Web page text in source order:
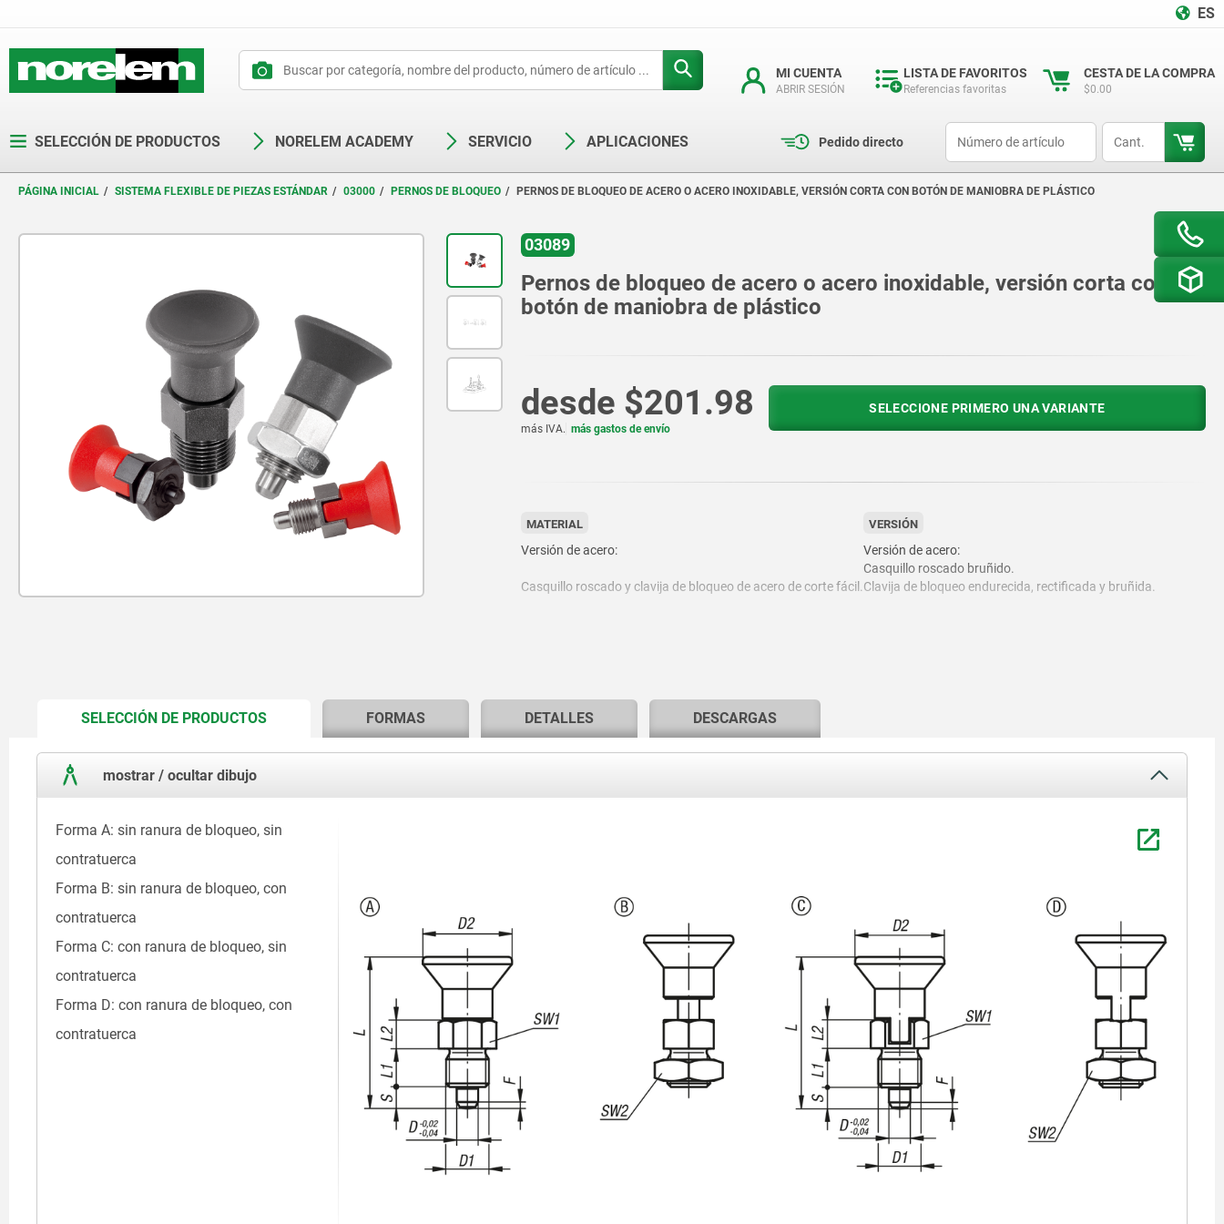
ES
MI CUENTA
ABRIR SESIÓN
LISTA DE FAVORITOS
Referencias favoritas
CESTA DE LA COMPRA
$0.00
SELECCIÓN DE PRODUCTOS NORELEM ACADEMY SERVICIO APLICACIONES Pedido directo
PÁGINA INICIAL SISTEMA FLEXIBLE DE PIEZAS ESTÁNDAR 03000 PERNOS DE BLOQUEO PERNOS DE BLOQUEO DE ACERO O ACERO INOXIDABLE, VERSIÓN CORTA CON BOTÓN DE MANIOBRA DE PLÁSTICO
03089
Pernos de bloqueo de acero o acero inoxidable, versión corta con
botón de maniobra de plástico
desde $201.98
más IVA. más gastos de envío
SELECCIONE PRIMERO UNA VARIANTE
MATERIAL
Versión de acero:
Casquillo roscado y clavija de bloqueo de acero de corte fácil.
Casquillo roscado y clavija de bloqueo 1.4305.
VERSIÓN
Versión de acero:
Casquillo roscado bruñido.
Clavija de bloqueo endurecida, rectificada y bruñida.
SELECCIÓN DE PRODUCTOSCURRENT
FORMAS DETALLES DESCARGAS
mostrar / ocultar dibujo
Forma A: sin ranura de bloqueo, sin
contratuerca
Forma B: sin ranura de bloqueo, con
contratuerca
Forma C: con ranura de bloqueo, sin
contratuerca
Forma D: con ranura de bloqueo, con
contratuerca